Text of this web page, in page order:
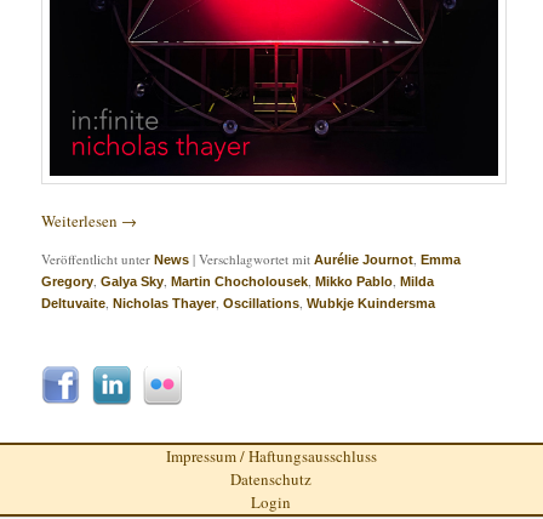
Weiterlesen →
Veröffentlicht unter News |Verschlagwortet mit Aurélie Journot,Emma
Gregory,Galya Sky,Martin Chocholousek,Mikko Pablo,Milda
Deltuvaite,Nicholas Thayer,Oscillations,Wubkje Kuindersma
Impressum / Haftungsausschluss
Datenschutz
Login